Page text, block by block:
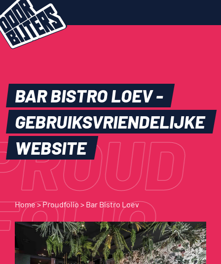
BARBISTROLOEV-
GEBRUIKSVRIENDELIJKE
WEBSITE
Home>Proudfolio > Bar Bistro Loev